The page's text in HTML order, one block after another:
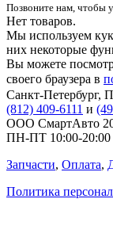
Позвоните нам, чтобы
Нет товаров.
Мы используем
них некоторые
Вы можете
своего браузера в
Санкт-Петербург,
(812) 409-6111 и
ООО СмартАвто
ПН-ПТ 10:00-20:00
Запчасти, Оплата,
Политика